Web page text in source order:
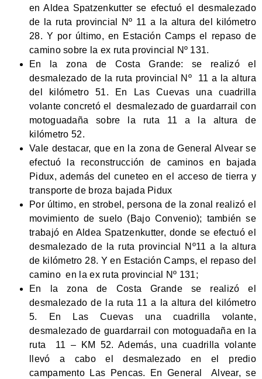
en Aldea Spatzenkutter se efectuó el desmalezado
de la ruta provincial Nº 11 a la altura del kilómetro
28. Y por último, en Estación Camps el repaso de
camino sobre la ex ruta provincial Nº 131.
En la zona de Costa Grande: se realizó el
desmalezado de la ruta provincial Nº 11 a la altura
del kilómetro 51. En Las Cuevas una cuadrilla
volante concretó el desmalezado de guardarrail con
motoguadaña sobre la ruta 11 a la altura de
kilómetro 52.
Vale destacar, que en la zona de General Alvear se
efectuó la reconstrucción de caminos en bajada
Pidux, además del cuneteo en el acceso de tierra y
transporte de broza bajada Pidux
Por último, en strobel, persona de la zonal realizó el
movimiento de suelo (Bajo Convenio); también se
trabajó en Aldea Spatzenkutter, donde se efectuó el
desmalezado de la ruta provincial Nº11 a la altura
de kilómetro 28. Y en Estación Camps, el repaso del
camino en la ex ruta provincial Nº 131;
En la zona de Costa Grande se realizó el
desmalezado de la ruta 11 a la altura del kilómetro
5. En Las Cuevas una cuadrilla volante,
desmalezado de guardarrail con motoguadaña en la
ruta 11 – KM 52. Además, una cuadrilla volante
llevó a cabo el desmalezado en el predio
campamento Las Pencas. En General Alvear, se